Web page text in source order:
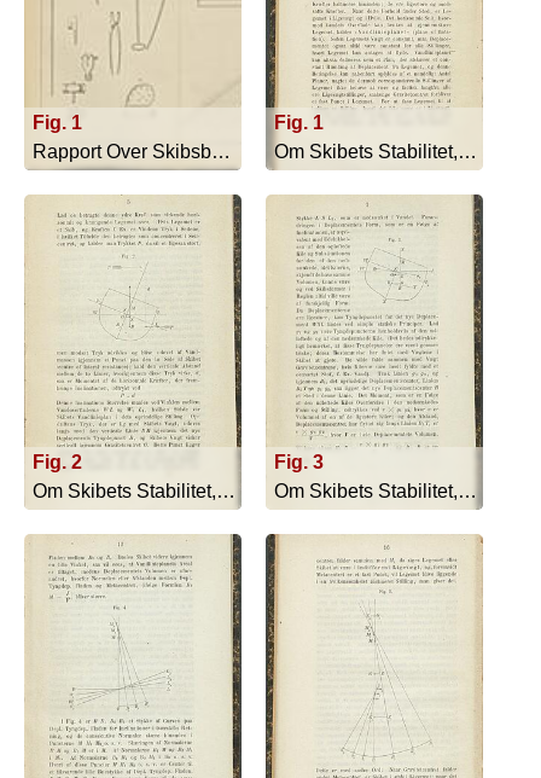
Fig. 1
Rapport Over Skibsbyggeriet I England... - 1866
Fig. 1
Om Skibets Stabilitet, Bevægelser I S... - 1879
Fig. 2
Om Skibets Stabilitet, Bevægelser I S... - 1879
Fig. 3
Om Skibets Stabilitet, Bevægelser I S... - 1879